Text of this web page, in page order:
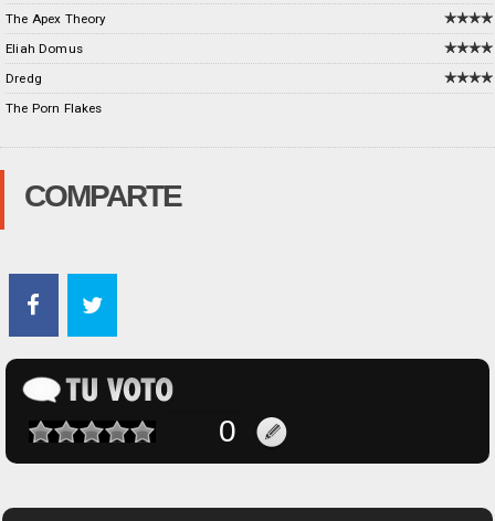
The Apex Theory
Eliah Domus
Dredg
The Porn Flakes
COMPARTE